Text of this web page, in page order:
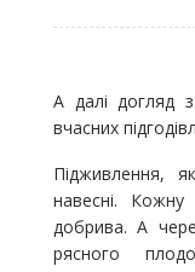
А далі догляд
вчасних
Підживлення,
навесні. Кожну
добрива. А
рясного